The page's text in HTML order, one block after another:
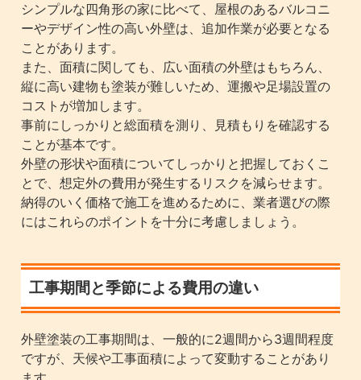
シンプルな四角形の家に比べて、屋根のあるバルコニ
ーやデザイン性の高い外壁は、追加作業が必要となる
ことがあります。
また、面積に関しても、広い面積の外壁はもちろん、
縦に高い建物も塗装が難しいため、運搬や足場設置の
コストが増加します。
事前にしっかりと総面積を測り、見積もりを確認する
ことが基本です。
外壁の形状や面積についてしっかりと把握しておくこ
とで、想定外の費用が発生するリスクを減らせます。
納得のいく価格で施工を進めるために、業者選びの際
にはこれらのポイントを十分に考慮しましょう。
工事期間と季節による費用の違い
外壁塗装の工事期間は、一般的に2週間から3週間程度
ですが、天候や工事面積によって変動することがあり